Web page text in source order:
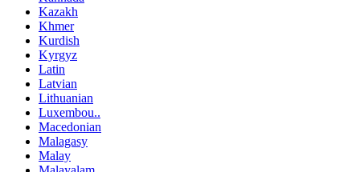
Kazakh
Khmer
Kurdish
Kyrgyz
Latin
Latvian
Lithuanian
Luxembou..
Macedonian
Malagasy
Malay